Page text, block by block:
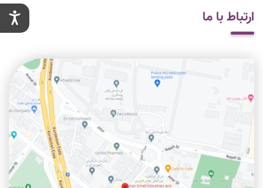
ارتباط با ما